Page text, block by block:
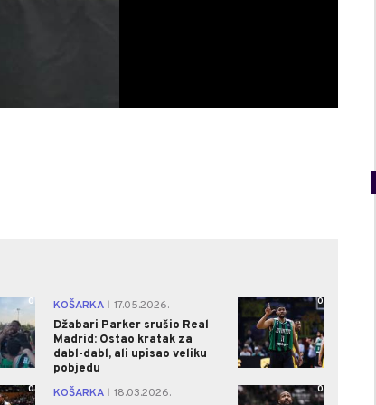
0 KOŠARKA
17.05.2026.
Džabari Parker srušio Real
Madrid: Ostao kratak za
dabl-dabl, ali upisao veliku
pobjedu
0
0 KOŠARKA 18.03.2026. 0